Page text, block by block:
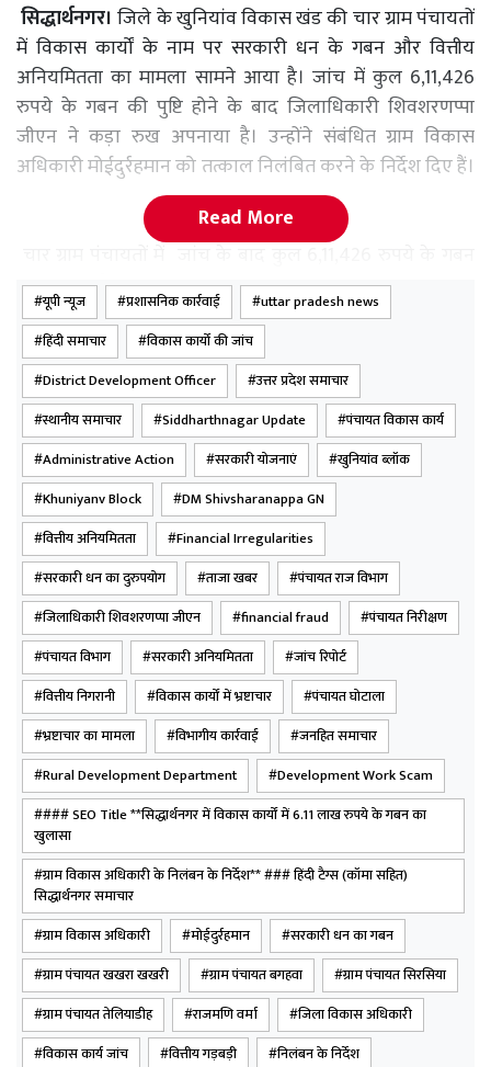
सिद्धार्थनगर। जिले के खुनियांव विकास खंड की चार ग्राम पंचायतों
में विकास कार्यों के नाम पर सरकारी धन के गबन और वित्तीय
अनियमितता का मामला सामने आया है। जांच में कुल 6,11,426
रुपये के गबन की पुष्टि होने के बाद जिलाधिकारी शिवशरणप्पा
जीएन ने कड़ा रुख अपनाया है। उन्होंने संबंधित ग्राम विकास
अधिकारी मोईदुर्रहमान को तत्काल निलंबित करने के निर्देश दिए हैं।
की पुष्टि हुई है। इसके साथ ही अभिलेखों में कूटरचित, नियम विरुद्ध
भुगतान और वित्तीय प्रक्रियाओं की अनदेखी के आरोप भी जांच में
सामने आए हैं। जांच रिपोर्ट में ग्राम विकास अधिकारी मोईदुर्रहमान
को प्रथम दृष्टया दोषी ठहराया गया है।जांच रिपोर्ट प्राप्त होने के बाद
जिलाधिकारी शिवशरणप्पा जीएन ने मामले को गंभीर वित्तीय
अनियमितता मानते हुए तत्काल कार्रवाई के निर्देश दिए।
जिलाधिकारी के निर्देश पर जिला विकास अधिकारी राजमणि वर्मा
को ग्राम विकास अधिकारी मोईदुर्रहमान को निलंबित करने तथा
आगे की विभागीय कार्रवाई सुनिश्चित करने को कहा गया है।
जिले की पंचायतों में विकास कार्यों के नाम पर हुए इस कथित गबन
ने वित्तीय निगरानी व्यवस्था पर सवाल खड़े कर दिए हैं। प्रशासन अब
पूरे प्रकरण की गहन जांच कर यह भी पता लगाने की तैयारी में है कि
अनियमित भुगतान और सरकारी धन के दुरुपयोग में अन्य किसी
अधिकारी, कर्मचारी या संबंधित व्यक्ति की भूमिका तो नहीं रही। यह
मामला सहायक विकास अधिकारी (पंचायत) खुनियांव द्वारा ग्राम
पंचायत खखरा-खखरी, बगहवा, सिरसिया और तेलियाडीह के
निरीक्षण के बाद तैयार की गई जांच रिपोर्ट से उजागर हुआ। इस
रिपोर्ट में विभिन्न विकास कार्यों में वित्तीय अनियमितताओं और
सरकारी धन के दुरुपयोग के गंभीर तथ्य सामने आए थे।जांच के
अनुसार, ग्राम पंचायत खखरा-खखरी में आंगनबाड़ी केंद्र की मरम्मत
और डस्टबिन इंस्टालेशन कार्यों में अनियमितता बरती गई।
Read More
यूपी न्यूज प्रशासनिक कार्रवाई
uttar pradesh news
हिंदी समाचार
विकास कार्यो की जांच
District Development Officer
उत्तर प्रदेश समाचार
स्थानीय समाचार
Siddharthnagar Update
पंचायत विकास कार्य
Administrative Action
सरकारी योजनाएं
खुनियांव ब्लॉक
Khuniyanv Block
DM Shivsharanappa GN
वित्तीय अनियमितता
Financial Irregularities
सरकारी धन का दुरुपयोग
ताजा खबर
पंचायत राज विभाग
जिलाधिकारी शिवशरणप्पा जीएन
financial fraud
पंचायत निरीक्षण
पंचायत विभाग
सरकारी अनियमितता
जांच रिपोर्ट
वित्तीय निगरानी
विकास कार्यों में भ्रष्टाचार
पंचायत घोटाला
भ्रष्टाचार का मामला
विभागीय कार्रवाई
जनहित समाचार
Rural Development Department
Development Work Scam
### SEO Title **सिद्धार्थनगर में विकास कार्यों में 6.11 लाख रुपये के गबन का
खुलासा
ग्राम विकास अधिकारी के निलंबन के निर्देश** ### हिंदी टैग्स (कॉमा सहित)
सिद्धार्थनगर समाचार
ग्राम विकास अधिकारी
मोईदुर्रहमान
सरकारी धन का गबन
ग्राम पंचायत खखरा खखरी
ग्राम पंचायत बगहवा
ग्राम पंचायत सिरसिया
ग्राम पंचायत तेलियाडीह
राजमणि वर्मा
जिला विकास अधिकारी
विकास कार्य जांच
वित्तीय गड़बड़ी
निलंबन के निर्देश